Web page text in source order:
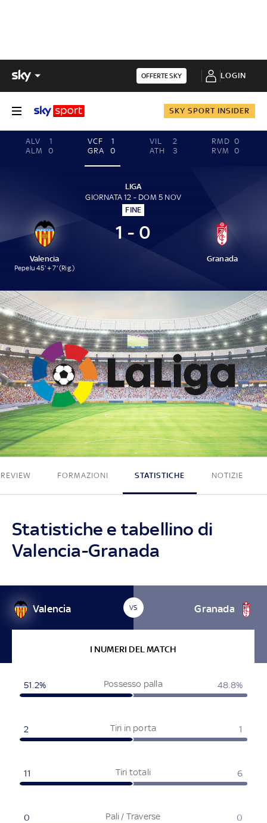
OFFERTE SKY LOGIN
SKY SPORT INSIDER
ALV
1
ALM
0
VCF
1
GRA
0
VIL
2
ATH
3
RMD 0
RVM
0
LIGA
GIORNATA 12 - DOM 5 NOV
FINE
Valencia
Pepelu 45' + 7' (Rig.)
1 - 0
Granada
1 - 0
FORMAZIONI STATISTICHE NOTIZIE
Statistiche e tabellino di
Valencia-Granada
Valencia VS Granada
I NUMERI DEL MATCH
Possesso palla
51.2% 48.8%
Tiri in porta
2 1
Tiri totali
11 6
Pali / Traverse
0 0